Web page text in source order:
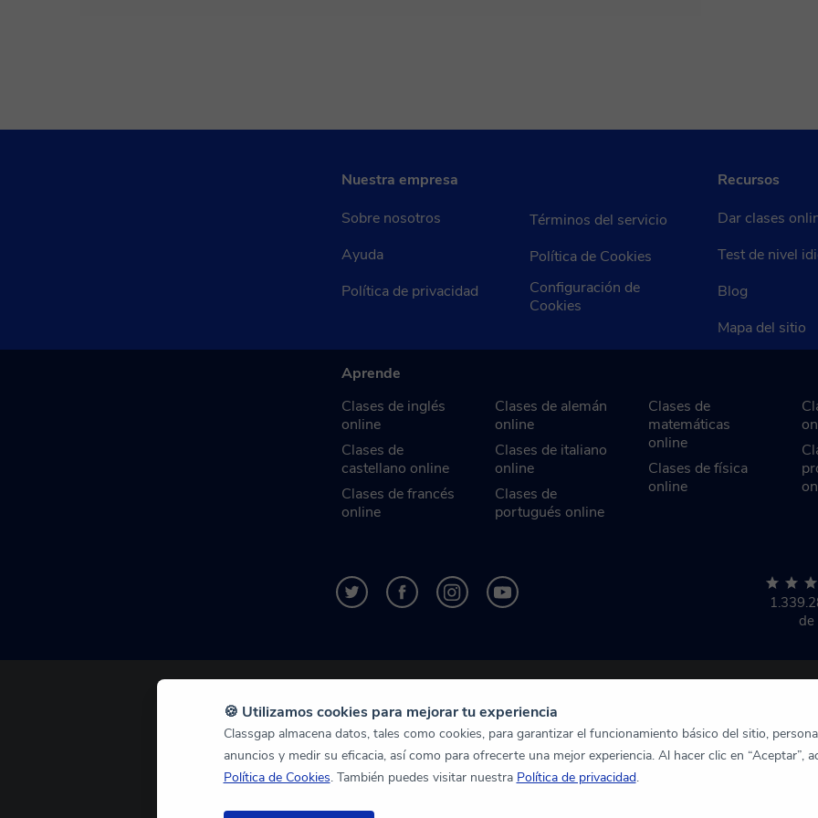
Nuestra empresa
Sobre nosotros
Ayuda
Política de privacidad
Términos del servicio
Política de Cookies
Configuración de
Cookies
Recursos
Dar clases
Test de nivel
Blog
Mapa del sitio
Aprende
Clases de inglés
online
Clases de
castellano online
Clases de francés
online
Clases de alemán
online
Clases de italiano
online
Clases de
portugués online
Clases de
matemáticas
online
Clases de física
online
de
🍪 Utilizamos cookies para mejorar tu experiencia
Classgap almacena datos, tales como cookies, para garantizar el funcionamiento básico del sitio,
anuncios y medir su eficacia, así como para ofrecerte una mejor experiencia. Al hacer clic en “Aceptar”,
Política de Cookies. También puedes visitar nuestra Política de privacidad.